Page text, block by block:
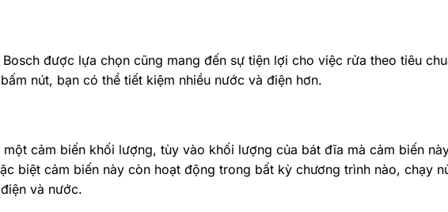
được lựa chọn cũng mang đến sự tiện lợi cho việc rửa theo tiêu
nút, bạn có thể tiết kiệm nhiều nước và điện hơn.
cảm biến khối lượng, tùy vào khối lượng của bát đĩa mà cảm biến
biệt cảm biến này còn hoạt động trong bất kỳ chương trình nào, chạy
và nước.